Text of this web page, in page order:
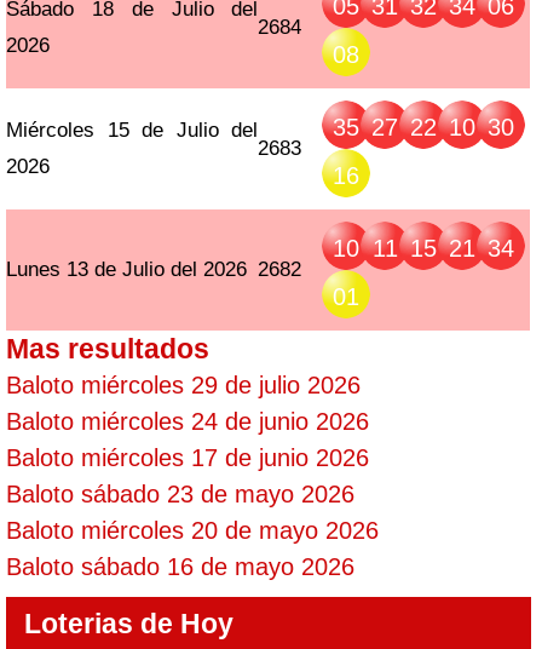
Sábado 18 de Julio del
2026
2684
05 31 32 34 06
08
Miércoles 15 de Julio del
2026
2683
35 27 22 10 30
16
Lunes 13 de Julio del 2026 2682
10 11 15 21 34
01
Mas resultados
Baloto miércoles 29 de julio 2026
Baloto miércoles 24 de junio 2026
Baloto miércoles 17 de junio 2026
Baloto sábado 23 de mayo 2026
Baloto miércoles 20 de mayo 2026
Baloto sábado 16 de mayo 2026
Loterias de Hoy